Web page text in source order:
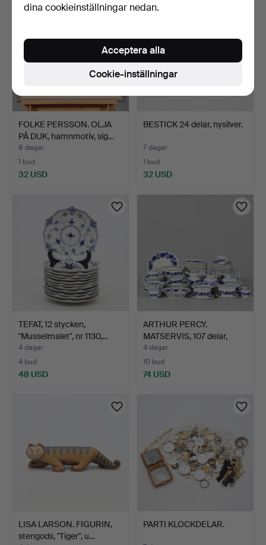
FOLKE PERSSON. OLJA
PÅ DUK, hamnmotiv, sig…
8 dagar
1 bud
32 USD
BESTICK 24 delar, nysilver.
7 dagar
1 bud
32 USD
TEFAT, 12 stycken,
"Musselmalet", nr 1130,…
4 dagar
4 bud
48 USD
ARTHUR PERCY.
MATSERVIS, 107 delar,
"Vinra…
4 dagar
10 bud
74 USD
LISA LARSON. FIGURIN,
stengods, "Tiger", u…
PARTI KLOCKDELAR.
dina cookieinställningar nedan.
Cookie-inställningar
Acceptera alla